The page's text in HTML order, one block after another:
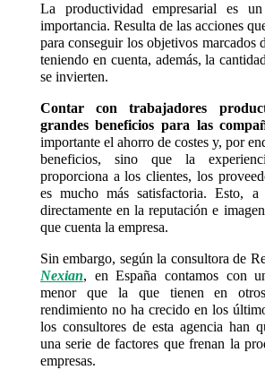
La productividad empresarial es
importancia. Resulta de las acciones
para conseguir los objetivos marcados
teniendo en cuenta, además, la
se invierten.
Contar con trabajadores
grandes beneficios para las
importante el ahorro de costes y, por
beneficios, sino que la
proporciona a los clientes, los
es mucho más satisfactoria. Esto,
directamente en la reputación e
que cuenta la empresa.
Sin embargo, según la consultora de
Nexian, en España contamos con
menor que la que tienen en
rendimiento no ha crecido en los
los consultores de esta agencia han
una serie de factores que frenan la
empresas.